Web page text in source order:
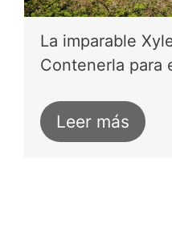
La imparable
Contenerla para
Leer más